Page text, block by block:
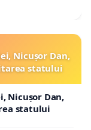
Nicușor Dan,
statului
Nicușor Dan,
statului